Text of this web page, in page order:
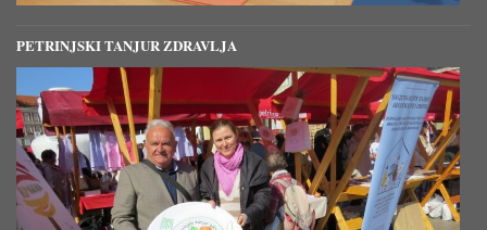
PETRINJSKI TANJUR ZDRAVLJA